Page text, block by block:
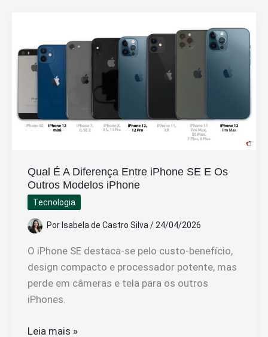
Pela
Configuração
Celular
Qual É A Diferença Entre iPhone SE E Os
Outros Modelos iPhone
Tecnologia
Por Isabela de Castro Silva / 24/04/2026
O iPhone SE destaca-se pelo custo-benefício,
design compacto e processador potente, mas
perde em câmeras e tela para os outros
iPhones.
Qual
Leia mais »